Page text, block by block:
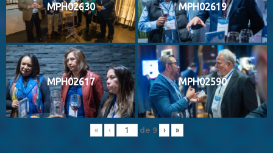
MPH02630 MPH02619
MPH02617 MPH02590
« ‹ de 9 › »